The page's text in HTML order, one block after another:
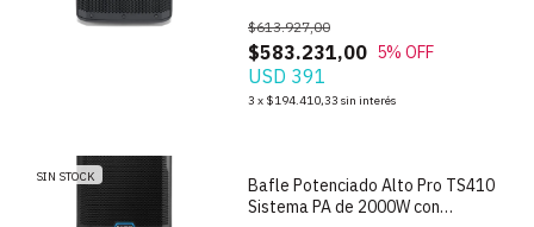
$583.231,00
$613.927,00
5% OFF
USD 391
3 x $194.410,33 sin interés
SIN STOCK
Bafle Potenciado Alto Pro TS410
Sistema PA de 2000W con